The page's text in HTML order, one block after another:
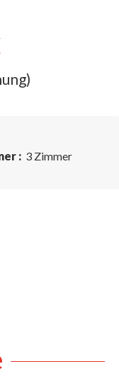
: 3 Zimmer